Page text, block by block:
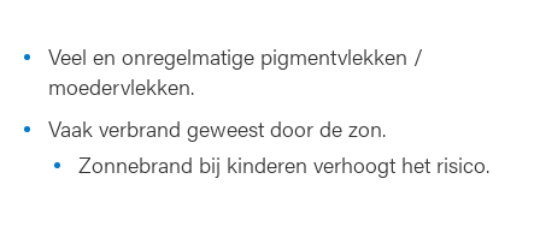
Veel en onregelmatige pigmentvlekken /
moedervlekken.
Vaak verbrand geweest door de zon.
Zonnebrand bij kinderen verhoogt het risico.